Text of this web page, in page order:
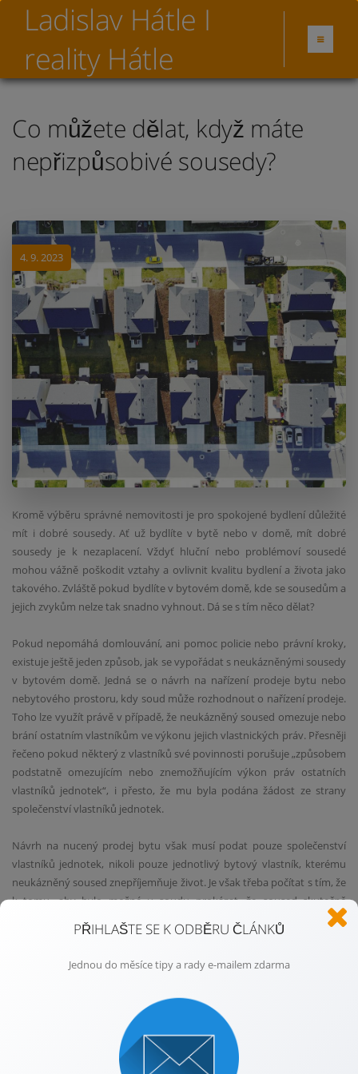
Ladislav Hátle I
reality Hátle
Co můžete dělat, když máte
nepřizpůsobivé sousedy?
4. 9. 2023
Kromě výběru správné nemovitosti je pro spokojené bydlení důležité
mít i dobré sousedy. Ať už bydlíte v bytě nebo v domě, mít dobré
sousedy je k nezaplacení. Vždyť hluční nebo problémoví sousedé
mohou vážně poškodit vztahy a ovlivnit kvalitu bydlení a života jako
takového. Zvláště pokud bydlíte v bytovém domě, kde se sousedům a
jejich zvykům nelze tak snadno vyhnout. Dá se s tím něco dělat?
Pokud nepomáhá domlouvání, ani pomoc policie nebo právní kroky,
existuje ještě jeden způsob, jak se vypořádat s neukázněnými sousedy
v bytovém domě. Jedná se o návrh na nařízení prodeje bytu nebo
nebytového prostoru, kdy soud může rozhodnout o nařízení prodeje.
Toho lze využít právě v případě, že neukázněný soused omezuje nebo
brání ostatním vlastníkům ve výkonu jejich vlastnických práv. Přesněji
řečeno pokud některý z vlastníků své povinnosti porušuje „způsobem
podstatně omezujícím nebo znemožňujícím výkon práv ostatních
vlastníků jednotek“, i přesto, že mu byla podána žádost ze strany
společenství vlastníků jednotek.
Návrh na nucený prodej bytu však musí podat pouze společenství
vlastníků jednotek, nikoli pouze jednotlivý bytový vlastník, kterému
neukázněný soused znepříjemňuje život. Je však třeba počítat s tím, že
k tomu, aby bylo možné u soudu prokázat, že soused skutečně
způsobil problémy, které ovlivnily stav vašeho bydlení, bude nutný
výslech více vlastníků bytů.
Často však není problémem sám pronajímatel, ale nájemník, který v
na vlastníka bytu, ale pokud kroky učiněné vlastníkem nevedou k
nápravě, je možné požádat i o prodej nemovitosti, a to právě z
důvodu nevhodných nájemníků.
PŘIHLAŠTE SE K ODBĚRU ČLÁNKŮ
Jednou do měsíce tipy a rady e-mailem zdarma